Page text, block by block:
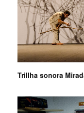
Trillha sonora